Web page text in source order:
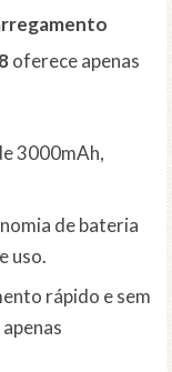
oferece apenas
3000mAh,
de bateria
uso.
rápido e sem